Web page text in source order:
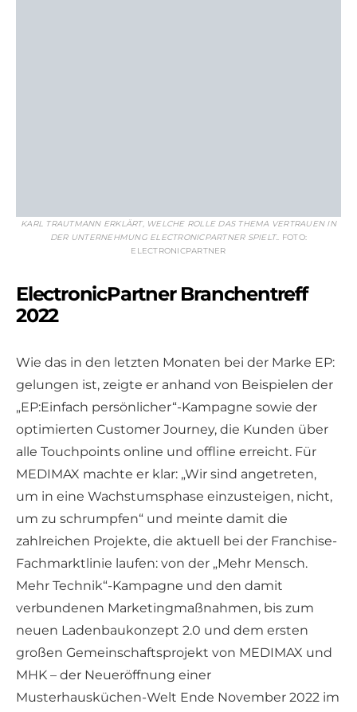
KARL TRAUTMANN ERKLÄRT, WELCHE ROLLE DAS THEMA VERTRAUEN IN
DER UNTERNEHMUNG ELECTRONICPARTNER SPIELT.. FOTO:
ELECTRONICPARTNER
ElectronicPartner Branchentreff
2022
Wie das in den letzten Monaten bei der Marke EP:
gelungen ist, zeigte er anhand von Beispielen der
„EP:Einfach persönlicher“-Kampagne sowie der
optimierten Customer Journey, die Kunden über
alle Touchpoints online und offline erreicht. Für
MEDIMAX machte er klar: „Wir sind angetreten,
um in eine Wachstumsphase einzusteigen, nicht,
um zu schrumpfen“ und meinte damit die
zahlreichen Projekte, die aktuell bei der Franchise-
Fachmarktlinie laufen: von der „Mehr Mensch.
Mehr Technik“-Kampagne und den damit
verbundenen Marketingmaßnahmen, bis zum
neuen Ladenbaukonzept 2.0 und dem ersten
großen Gemeinschaftsprojekt von MEDIMAX und
MHK – der Neueröffnung einer
Musterhausküchen-Welt Ende November 2022 im